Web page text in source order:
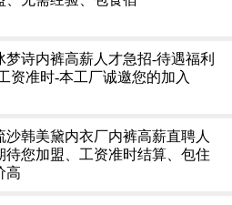
梦诗内裤高薪人才急招-待遇福利
资准时-本工厂诚邀您的加入
沙韩美黛内衣厂内裤高薪直聘人
待您加盟、工资准时结算、包住
高